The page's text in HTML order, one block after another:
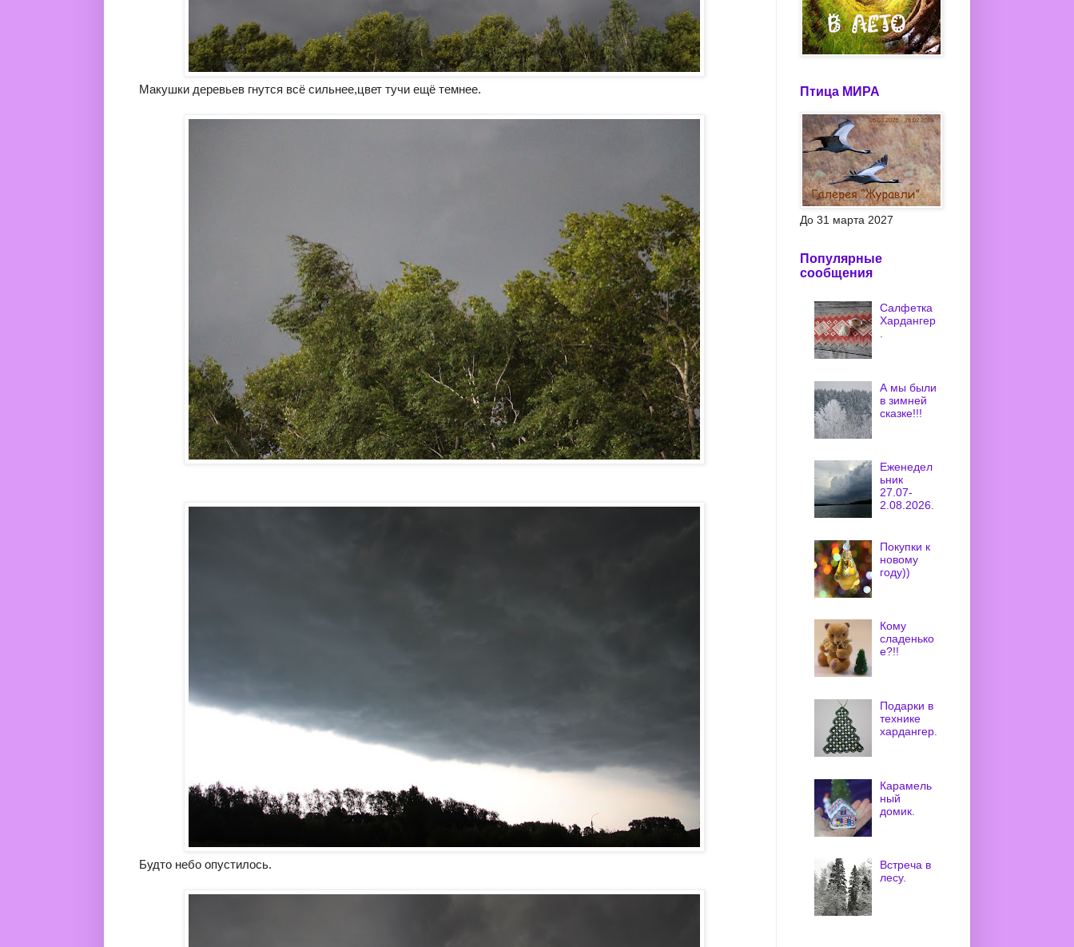
Макушки деревьев гнутся всё сильнее,цвет тучи ещё темнее.
Будто небо опустилось.
Птица МИРА
До 31 марта 2027
Популярные
сообщения
Салфетка
Хардангер
А мы были
в зимней
сказке!!!
Еженедел
ьник
27.07-
2.08.2026.
Покупки к
новому
году))
Кому
сладенько
е?!!
Подарки в
технике
хардангер.
Карамель
ный
домик.
Встреча в
лесу.